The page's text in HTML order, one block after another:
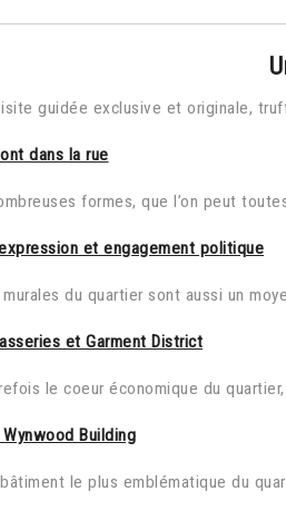
guidée exclusive et originale,
dans la rue
formes, que l’on peut
et engagement politique
du quartier sont aussi un
et Garment District
le coeur économique du
Building
le plus emblématique du